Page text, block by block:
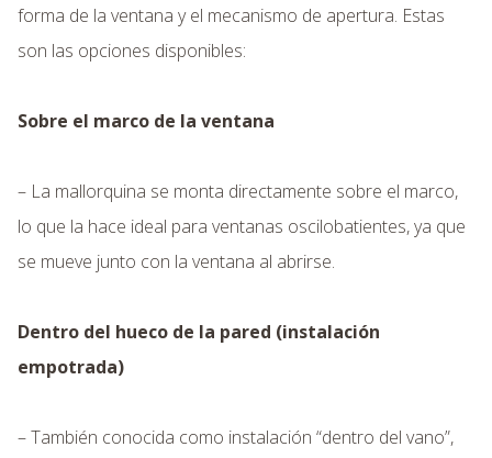
forma de la ventana y el mecanismo de apertura. Estas
son las opciones disponibles:
Sobre el marco de la ventana
– La mallorquina se monta directamente sobre el marco,
lo que la hace ideal para ventanas oscilobatientes, ya que
se mueve junto con la ventana al abrirse.
Dentro del hueco de la pared (instalación
empotrada)
– También conocida como instalación “dentro del vano”,